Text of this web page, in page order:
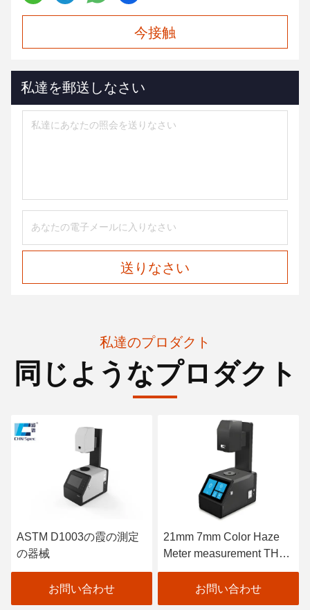
今接触
私達を郵送しなさい
送りなさい
私達のプロダクト
同じようなプロダクト
ASTM D1003の霞の測定
の器械
お問い合わせ
21mm 7mm Color Haze
Meter measurement THC-
08
お問い合わせ